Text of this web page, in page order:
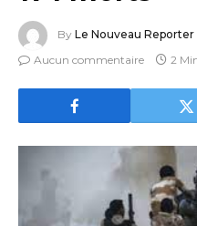
By Le Nouveau Reporter
Aucun commentaire
2